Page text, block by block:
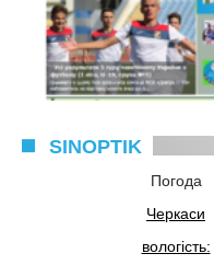
SINOPTIK
Погода
Черкаси
вологість: